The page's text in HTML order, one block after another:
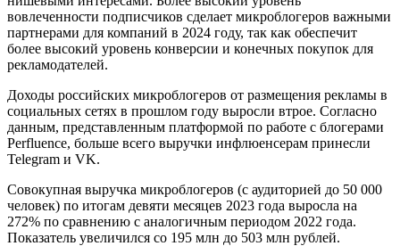
вовлеченности подписчиков сделает микроблогеров важными
партнерами для компаний в 2024 году, так как обеспечит
более высокий уровень конверсии и конечных покупок для
рекламодателей.
Доходы российских микроблогеров от размещения рекламы в
социальных сетях в прошлом году выросли втрое. Согласно
данным, представленным платформой по работе с блогерами
Perfluence, больше всего выручки инфлюенсерам принесли
Telegram и VK.
Совокупная выручка микроблогеров (с аудиторией до 50 000
человек) по итогам девяти месяцев 2023 года выросла на
272% по сравнению с аналогичным периодом 2022 года.
Показатель увеличился со 195 млн до 503 млн рублей.